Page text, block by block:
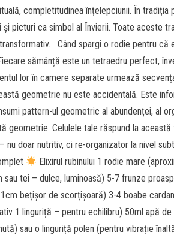
completitudinea înțelepciunii. În tradiția
picturi ca simbol al Învierii. Toate aceste
Când spargi o rodie pentru că
sămânță este un tetraedru perfect,
lor în camere separate urmează
geometrie nu este accidentală. Este
pattern-ul geometric al abundenței, al
geometrie. Celulele tale răspund la
doar nutritiv, ci re-organizator la nivel
Elixirul rubinului 1 rodie mare
tei – dulce, luminoasă) 5-7 frunze
bețișor de scorțișoară) 3-4 boabe
1 linguriță – pentru echilibru) 50ml apă
sau o linguriță polen (pentru vibrație